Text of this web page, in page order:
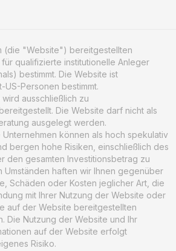
(die "Website") bereitgestellten
qualifizierte institutionelle Anleger
bestimmt. Die Website ist
US-Personen bestimmt.
ausschließlich zu
Die Website darf nicht als
ausgelegt werden.
können als hoch spekulativ
bergen hohe Risiken, einschließlich des
den gesamten Investitionsbetrag zu
Umständen haften wir Ihnen gegenüber
Schäden oder Kosten jeglicher Art, die
mit Ihrer Nutzung der Website oder
auf der Website bereitgestellten
Die Nutzung der Website und Ihr
auf der Website erfolgt
Risiko.